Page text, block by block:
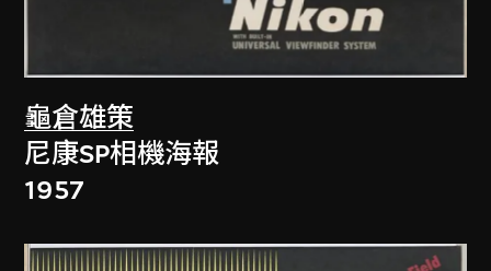
龜倉雄策
尼康SP相機海報
1957